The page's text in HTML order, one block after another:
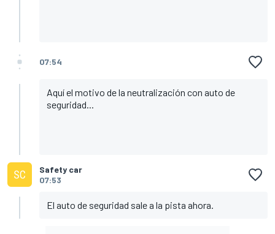
07:54
Aquí el motivo de la neutralización con auto de
seguridad...
Safety car
07:53
El auto de seguridad sale a la pista ahora.